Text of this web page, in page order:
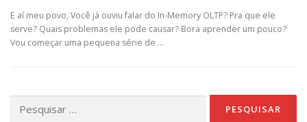
E aí meu povo, Você já ouviu falar do In-Memory OLTP? Pra que ele
serve? Quais problemas ele pode causar? Bora aprender um pouco?
Vou começar uma pequena série de …
por: